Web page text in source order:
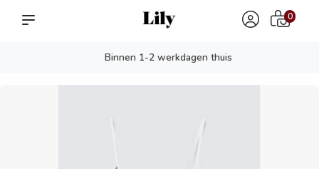
Binnen 1-2 werkdagen thuis
0